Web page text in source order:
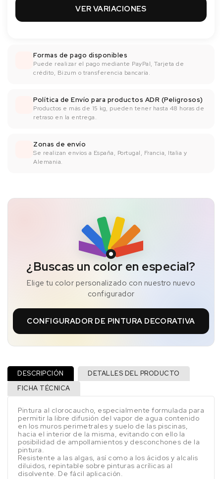
VER VARIACIONES
Formas de pago disponibles
Puede realizar el pago mediante PayPal, Tarjeta de
crédito, Bizum o transferencia bancaría.
Política de Envío para productos ADR (Peligrosos)
Productos e más de 15 kg, pueden tener hasta 48 horas de
retraso en la entrega.
Zonas de envío
Se realizan envíos a España, Portugal, Francia, Italia y
Alemania.
¿Buscas un color en especial?
Elige tu color personalizado con nuestro nuevo
configurador
CONFIGURADOR DE PINTURA DECORATIVA
DESCRIPCIÓN
DETALLES DEL PRODUCTO
FICHA TÉCNICA
Pintura al clorocaucho, especialmente formulada para
permitir la libre difusión del vapor de agua contenido
en los muros perimetrales y suelo de las piscinas,
hacia el interior de la misma, evitando con ello la
posibilidad de ampollamientos y desconchones de la
pintura.
Resistente a las algas, así como a los ácidos y alcalis
diluidos, repintable sobre pinturas acrílicas al
disolvente. De fácil aplicación.